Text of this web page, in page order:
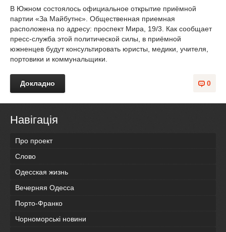
В Южном состоялось официальное открытие приёмной
партии «За Майбутнє». Общественная приемная
расположена по адресу: проспект Мира, 19/3. Как сообщает
пресс-служба этой политической силы, в приёмной
южненцев будут консультировать юристы, медики, учителя,
портовики и коммунальщики.
0
Докладно
Навігація
Про проект
Слово
Одесская жизнь
Вечерняя Одесса
Порто-Франко
Чорноморські новини